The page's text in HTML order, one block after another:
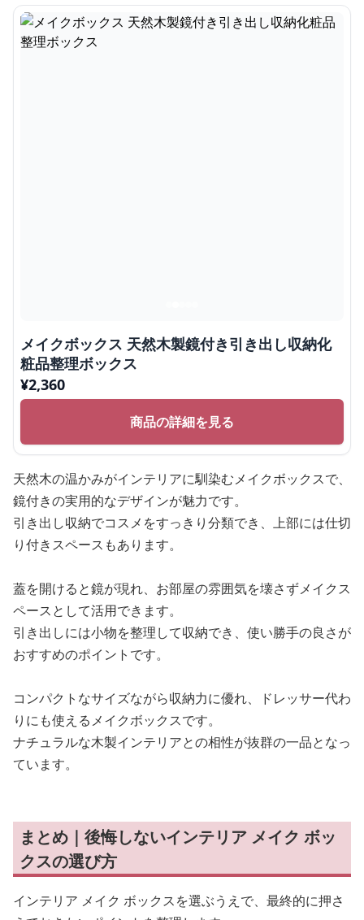
メイクボックス 天然木製鏡付き引き出し収納化
粧品整理ボックス
¥2,360
商品の詳細を見る
天然木の温かみがインテリアに馴染むメイクボックスで、
鏡付きの実用的なデザインが魅力です。
引き出し収納でコスメをすっきり分類でき、上部には仕切
り付きスペースもあります。
蓋を開けると鏡が現れ、お部屋の雰囲気を壊さずメイクス
ペースとして活用できます。
引き出しには小物を整理して収納でき、使い勝手の良さが
おすすめのポイントです。
コンパクトなサイズながら収納力に優れ、ドレッサー代わ
りにも使えるメイクボックスです。
ナチュラルな木製インテリアとの相性が抜群の一品となっ
ています。
まとめ｜後悔しないインテリア メイク ボッ
クスの選び方
インテリア メイク ボックスを選ぶうえで、最終的に押さ